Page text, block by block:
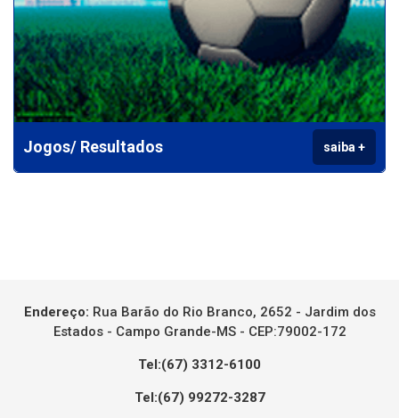
Jogos/ Resultados saiba +
Endereço: Rua Barão do Rio Branco, 2652 - Jardim dos
Estados - Campo Grande-MS - CEP:79002-172
Tel:(67) 3312-6100
Tel:(67) 99272-3287